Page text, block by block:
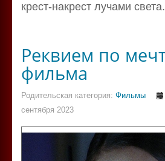
крест-накрест лучами света.
Реквием по
фильма
Родительская категория: Фильмы
сентября 2023